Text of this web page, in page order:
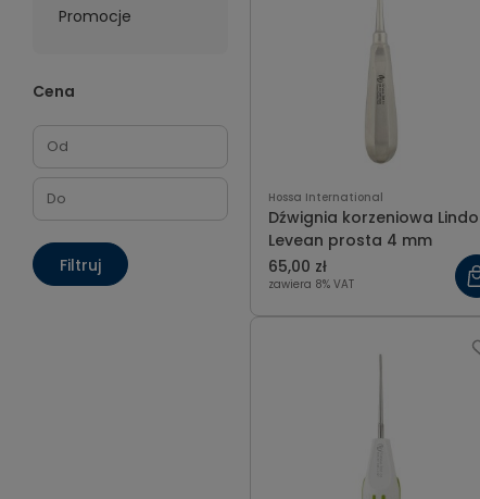
Promocje
Cena
Filtruj
Hossa International
Dźwignia korzeniowa Lindo
Levean prosta 4 mm
65,00 zł
zawiera 8% VAT